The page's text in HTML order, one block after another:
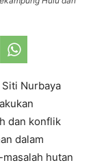
Nurbaya
dan konflik
dalam
hutan